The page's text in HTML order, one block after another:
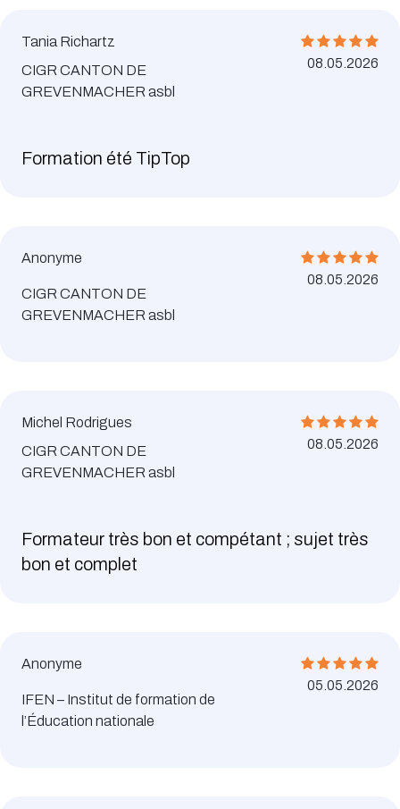
Tania Richartz
CIGR CANTON DE
GREVENMACHER asbl
08.05.2026
Formation été TipTop
Anonyme
CIGR CANTON DE
GREVENMACHER asbl
08.05.2026
Michel Rodrigues
CIGR CANTON DE
GREVENMACHER asbl
08.05.2026
Formateur très bon et compétant ; sujet très
bon et complet
Anonyme
IFEN – Institut de formation de
l’Éducation nationale
05.05.2026